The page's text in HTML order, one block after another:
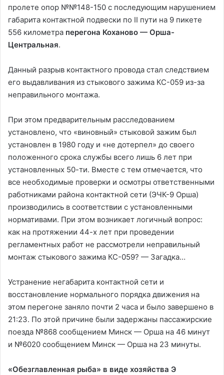
пролете опор №№148-150 с последующим нарушением
габарита контактной подвески по ІІ пути на 9 пикете
556 километра перегона Коханово — Орша-
Центральная.
Данный разрыв контактного провода стал следствием
его выдавливания из стыкового зажима КС-059 из-за
неправильного монтажа.
При этом предварительным расследованием
установлено, что «виновный» стыковой зажим был
установлен в 1980 году и «не дотерпел» до своего
положенного срока службы всего лишь 6 лет при
установленных 50-ти. Вместе с тем отмечается, что
все необходимые проверки и осмотры ответственными
работниками района контактной сети (ЭЧК-9 Орша)
производились в соответствии с установленными
нормативами. При этом возникает логичный вопрос:
как на протяжении 44-х лет при проведении
регламентных работ не рассмотрели неправильный
монтаж стыкового зажима КС-059? — Загадка…
Устранение негабарита контактной сети и
восстановление нормального порядка движения на
этом перегоне заняло почти 2 часа и было завершено в
21:23. По этой причине были задержаны пассажирские
поезда №868 сообщением Минск — Орша на 46 минут
и №6020 сообщением Минск — Орша на 23 минуты.
«Обезглавленная рыба» в виде хозяйства Э